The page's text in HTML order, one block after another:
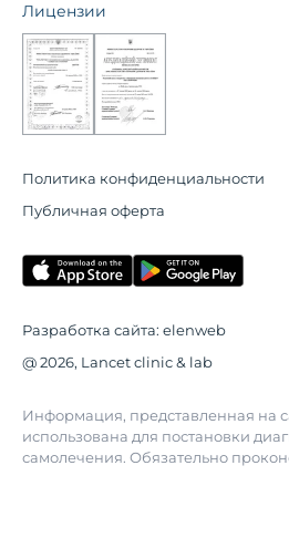
Лицензии
Политика конфиденциальности
Публичная оферта
Разработка сайта: elenweb
@ 2026, Lancet clinic & lab
Информация, представленная на
использована для постановки
самолечения. Обязательно